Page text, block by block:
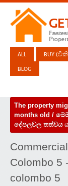
ALL BUY
BLOG
The property
months old /
දේපලවල තත්වය
Colombo 5
colombo 5